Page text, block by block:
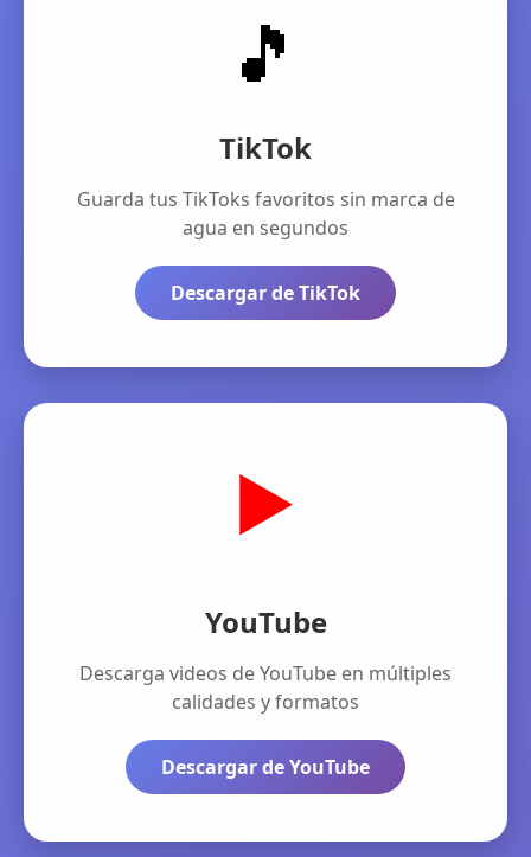
🎵
TikTok
Guarda tus TikToks favoritos sin marca de
agua en segundos
Descargar de TikTok
▶️
YouTube
Descarga videos de YouTube en múltiples
calidades y formatos
Descargar de YouTube